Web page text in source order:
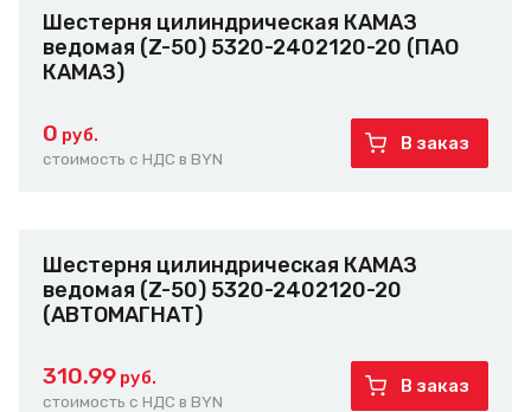
Шестерня цилиндрическая КАМАЗ
ведомая (Z-50) 5320-2402120-20 (ПАО
КАМАЗ)
0 руб.
стоимость с НДС в BYN
В заказ
Шестерня цилиндрическая КАМАЗ
ведомая (Z-50) 5320-2402120-20
(АВТОМАГНАТ)
310.99 руб.
стоимость с НДС в BYN
В заказ